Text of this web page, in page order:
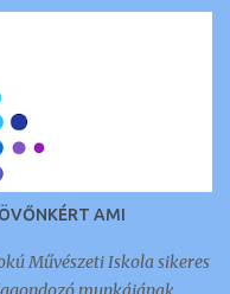
AMI
Művészeti Iskola sikeres